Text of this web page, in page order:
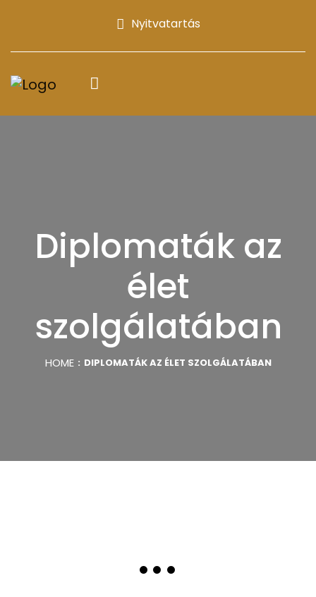
Nyitvatartás
Diplomaták az
élet
szolgálatában
HOME DIPLOMATÁK AZ ÉLET SZOLGÁLATÁBAN